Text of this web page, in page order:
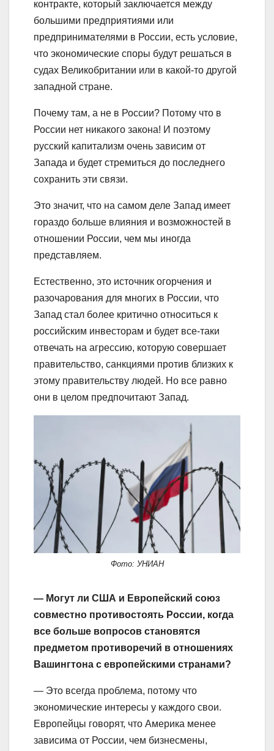
контракте, который заключается между
большими предприятиями или
предпринимателями в России, есть условие,
что экономические споры будут решаться в
судах Великобритании или в какой-то другой
западной стране.
Почему там, а не в России? Потому что в
России нет никакого закона! И поэтому
русский капитализм очень зависим от
Запада и будет стремиться до последнего
сохранить эти связи.
Это значит, что на самом деле Запад имеет
гораздо больше влияния и возможностей в
отношении России, чем мы иногда
представляем.
Естественно, это источник огорчения и
разочарования для многих в России, что
Запад стал более критично относиться к
российским инвесторам и будет все-таки
отвечать на агрессию, которую совершает
правительство, санкциями против близких к
этому правительству людей. Но все равно
они в целом предпочитают Запад.
Фото: УНИАН
— Могут ли США и Европейский союз
совместно противостоять России, когда
все больше вопросов становятся
предметом противоречий в отношениях
Вашингтона с европейскими странами?
— Это всегда проблема, потому что
экономические интересы у каждого свои.
Европейцы говорят, что Америка менее
зависима от России, чем бизнесмены,